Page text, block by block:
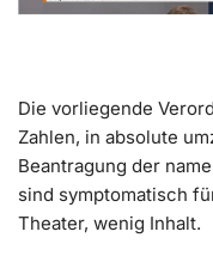
Die vorliegende
Zahlen, in absolute
Beantragung der
sind symptomatisch
Theater, wenig Inhalt.